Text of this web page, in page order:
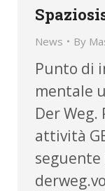
News By
Punto di
mentale
Der Weg.
attività